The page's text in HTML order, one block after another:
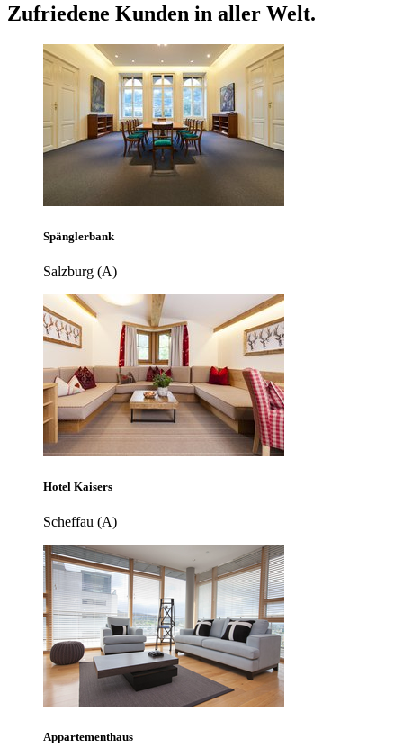
Zufriedene Kunden in aller Welt.
Spänglerbank
Salzburg (A)
Hotel Kaisers
Scheffau (A)
Appartementhaus